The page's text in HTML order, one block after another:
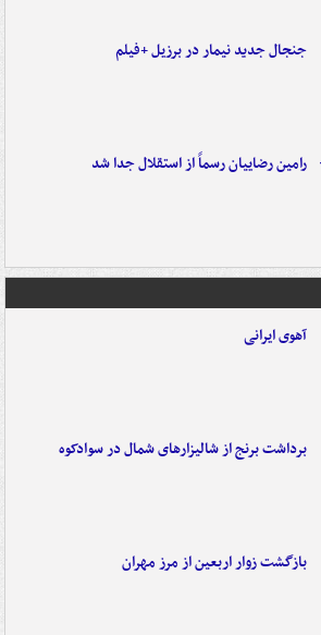
جنجال جدید نیمار در برزیل +فیلم
رامین رضاییان رسماً از استقلال جدا شد
آهوی ایرانی
برداشت برنج از شالیزارهای شمال در سوادکوه
بازگشت زوار اربعین از مرز مهران